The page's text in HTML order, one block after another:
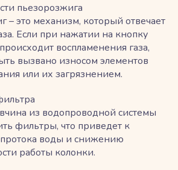
пьезорозжига
– это механизм, который отвечает
Если при нажатии на кнопку
воспламенения газа,
вызвано износом элементов
или их загрязнением.
из водопроводной системы
фильтры, что приведет к
воды и снижению
работы колонки.